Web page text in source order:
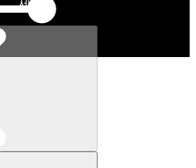
세요.